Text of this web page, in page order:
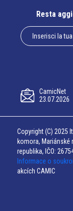
Resta
CamicNet
23.07.2026
Copyright (C) 2025
komora, Mariánské
republika, IČO:
Informace o
akcích CAMIC